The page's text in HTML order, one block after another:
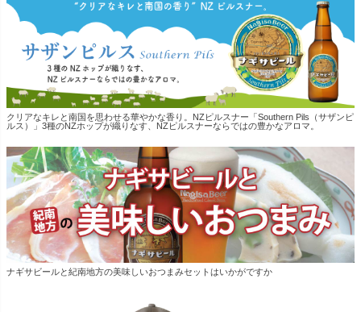
クリアなキレと南国を思わせる華やかな香り。NZピルスナー「Southern Pils（サザンピ
ルス）」3種のNZホップが織りなす、NZピルスナーならではの豊かなアロマ。
ナギサビールと紀南地方の美味しいおつまみセットはいかがですか